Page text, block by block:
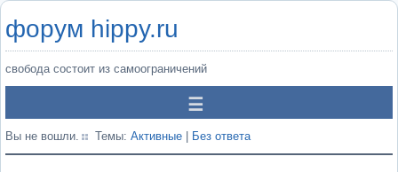
форум hippy.ru
свобода состоит из самоограничений
Вы не вошли. Темы: Активные Без ответа